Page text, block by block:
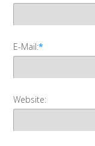
E-Mail:*
Website: